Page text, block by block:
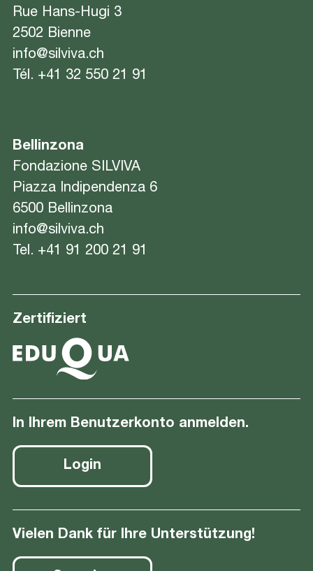
Rue Hans-Hugi 3
2502 Bienne
info@silviva.ch
Tél. +41 32 550 21 91
Bellinzona
Fondazione SILVIVA
Piazza Indipendenza 6
6500 Bellinzona
info@silviva.ch
Tel. +41 91 200 21 91
Zertifiziert
In Ihrem Benutzerkonto anmelden.
Login
Vielen Dank für Ihre Unterstützung!